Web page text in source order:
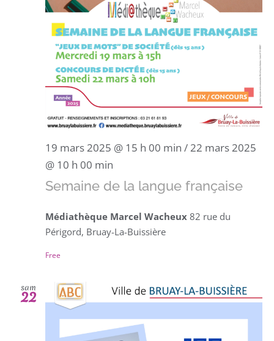
19 mars 2025 @ 15 h 00 min /22 mars 2025
@ 10 h 00 min
Semaine de la langue française
Médiathèque Marcel Wacheux 82 rue du
Périgord, Bruay-La-Buissière
Free
sam
22